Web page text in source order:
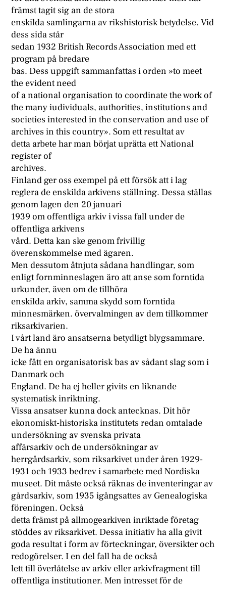
främst tagit sig an de stora
enskilda samlingarna av rikshistorisk betydelse. Vid
dess sida står
sedan 1932 British Records Association med ett
program på bredare
bas. Dess uppgift sammanfattas i orden »to meet
the evident need
of a national organisation to coordinate the work of
the many iudividuals, authorities, institutions and
societies interested in the conservation and use of
archives in this country». Som ett resultat av
detta arbete har man börjat uprätta ett National
register of
archives.
Finland ger oss exempel på ett försök att i lag
reglera de enskilda arkivens ställning. Dessa ställas
genom lagen den 20 januari
1939 om offentliga arkiv i vissa fall under de
offentliga arkivens
vård. Detta kan ske genom frivillig
överenskommelse med ägaren.
Men dessutom åtnjuta sådana handlingar, som
enligt fornminneslagen äro att anse som forntida
urkunder, även om de tillhöra
enskilda arkiv, samma skydd som forntida
minnesmärken. övervalmingen av dem tillkommer
riksarkivarien.
I vårt land äro ansatserna betydligt blygsammare.
De ha ännu
icke fått en organisatorisk bas av sådant slag som i
Danmark och
England. De ha ej heller givits en liknande
systematisk inriktning.
Vissa ansatser kunna dock antecknas. Dit hör
ekonomiskt-historiska institutets redan omtalade
undersökning av svenska privata
affärsarkiv och de undersökningar av
herrgårdsarkiv, som riksarkivet under åren 1929-
1931 och 1933 bedrev i samarbete med Nordiska
museet. Dit måste också räknas de inventeringar av
gårdsarkiv, som 1935 igångsattes av Genealogiska
föreningen. Också
detta främst på allmogearkiven inriktade företag
stöddes av riksarkivet. Dessa initiativ ha alla givit
goda resultat i form av förteckningar, översikter och
redogörelser. I en del fall ha de också
lett till överlåtelse av arkiv eller arkivfragment till
offentliga institutioner. Men intresset för de